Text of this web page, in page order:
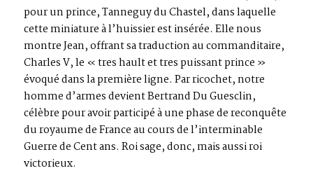
pour un prince, Tanneguy du Chastel, dans laquelle
cette miniature à l’huissier est insérée. Elle nous
montre Jean, offrant sa traduction au commanditaire,
Charles V, le « tres hault et tres puissant prince »
évoqué dans la première ligne. Par ricochet, notre
homme d’armes devient Bertrand Du Guesclin,
célèbre pour avoir participé à une phase de reconquête
du royaume de France au cours de l’interminable
Guerre de Cent ans. Roi sage, donc, mais aussi roi
victorieux.